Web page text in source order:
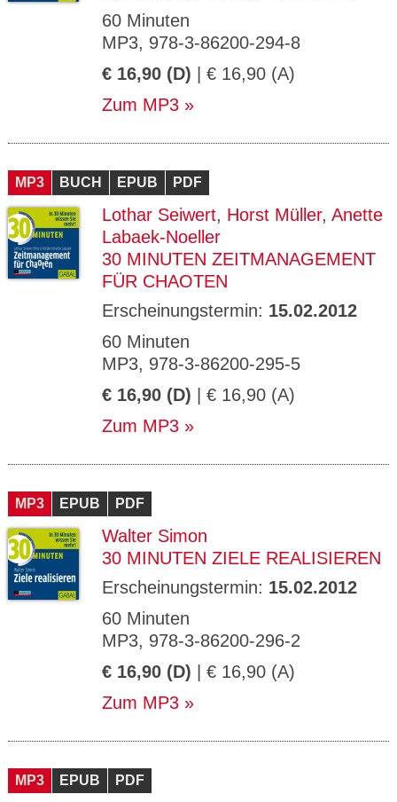
60 Minuten
MP3, 978-3-86200-294-8
€ 16,90 (D) | € 16,90 (A)
Zum MP3
MP3 BUCH EPUB PDF
Lothar Seiwert, Horst Müller, Anette
Labaek-Noeller
30 MINUTEN ZEITMANAGEMENT
FÜR CHAOTEN
Erscheinungstermin: 15.02.2012
60 Minuten
MP3, 978-3-86200-295-5
€ 16,90 (D) | € 16,90 (A)
Zum MP3
MP3 EPUB PDF
Walter Simon
30 MINUTEN ZIELE REALISIEREN
Erscheinungstermin: 15.02.2012
60 Minuten
MP3, 978-3-86200-296-2
€ 16,90 (D) | € 16,90 (A)
Zum MP3
MP3 EPUB PDF